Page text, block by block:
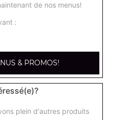
€
viande kébab, tomate
€
de nos menus!
:
& PROMOS!
plein d'autres produits